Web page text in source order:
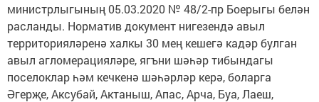
министрлыгының 05.03.2020 № 48/2-пр Боерыгы белән
расланды. Норматив документ нигезендә авыл
территорияләренә халкы 30 мең кешегә кадәр булган
авыл агломерацияләре, ягъни шәһәр тибындагы
поселоклар һәм кечкенә шәһәрләр керә, боларга
Әгерҗе, Аксубай, Актаныш, Апас, Арча, Буа, Лаеш,